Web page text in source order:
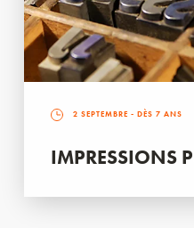
2 SEPTEMBRE - DÈS 7 ANS
IMPRESSIONS